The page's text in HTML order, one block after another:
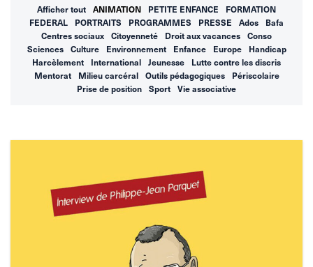
Afficher tout ANIMATION PETITE ENFANCE
FORMATION
FEDERAL
PORTRAITS PROGRAMMES PRESSE Ados
Bafa
Centres sociaux
Citoyenneté Droit aux vacances
Conso
Sciences
Culture Environnement Enfance Europe
Handicap
Harcèlement
International Jeunesse
Lutte contre les discris
Mentorat
Milieu carcéral Outils pédagogiques
Périscolaire
Prise de position
Sport Vie associative